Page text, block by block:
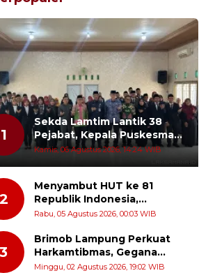
1
Sekda Lamtim Lantik 38
Pejabat, Kepala Puskesmas
Diminta Turun ke Lapangan
Kamis, 06 Agustus 2026, 14:24 WIB
2
Menyambut HUT ke 81
Republik Indonesia,
Momentum Menghidupkan
Para Pahlawan
Rabu, 05 Agustus 2026, 00:03 WIB
3
Brimob Lampung Perkuat
Harkamtibmas, Gegana
Turun Langsung Patroli
Minggu, 02 Agustus 2026, 19:02 WIB